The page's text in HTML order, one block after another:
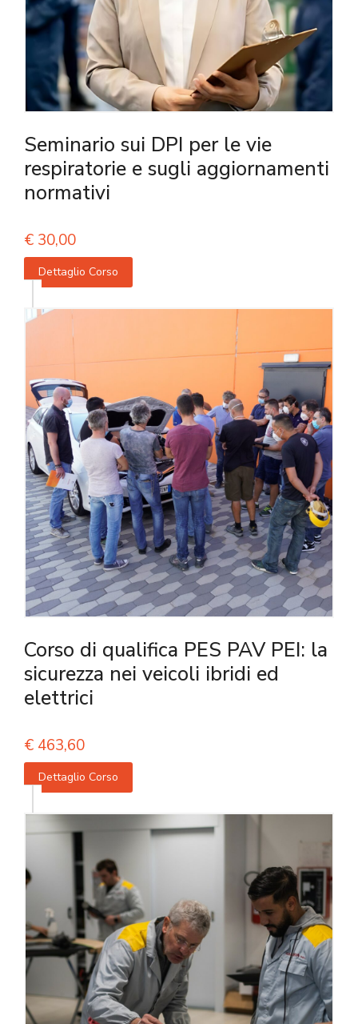
Seminario sui DPI per le vie
respiratorie e sugli aggiornamenti
normativi
€ 30,00
Dettaglio Corso
Corso di qualifica PES PAV PEI: la
sicurezza nei veicoli ibridi ed
elettrici
€ 463,60
Dettaglio Corso